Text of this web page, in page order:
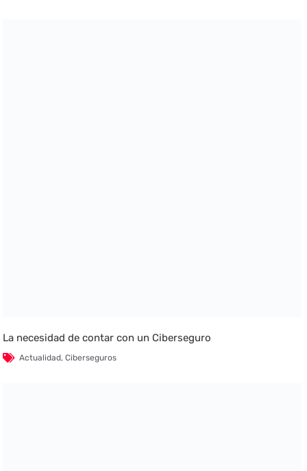
La necesidad de contar con un Ciberseguro
Actualidad,Ciberseguros